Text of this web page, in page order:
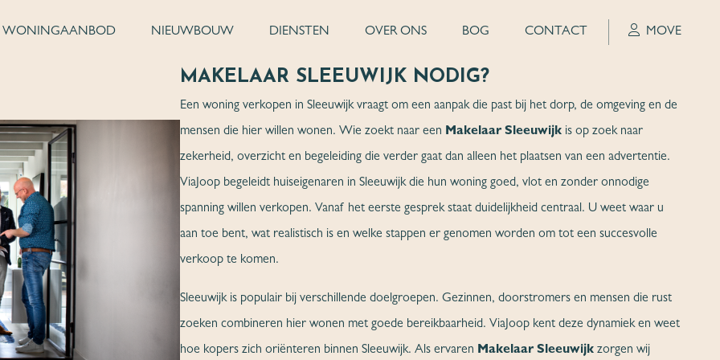
WONINGAANBOD NIEUWBOUW DIENSTEN OVER ONS BOG CONTACT MOVE
MAKELAAR SLEEUWIJK NODIG?
Een woning verkopen in Sleeuwijk vraagt om een aanpak die past bij het dorp, de omgeving en de
mensen die hier willen wonen. Wie zoekt naar een Makelaar Sleeuwijk is op zoek naar
zekerheid, overzicht en begeleiding die verder gaat dan alleen het plaatsen van een advertentie.
ViaJoop begeleidt huiseigenaren in Sleeuwijk die hun woning goed, vlot en zonder onnodige
spanning willen verkopen. Vanaf het eerste gesprek staat duidelijkheid centraal. U weet waar u
aan toe bent, wat realistisch is en welke stappen er genomen worden om tot een succesvolle
verkoop te komen.
Sleeuwijk is populair bij verschillende doelgroepen. Gezinnen, doorstromers en mensen die rust
zoeken combineren hier wonen met goede bereikbaarheid. ViaJoop kent deze dynamiek en weet
hoe kopers zich oriënteren binnen Sleeuwijk. Als ervaren Makelaar Sleeuwijk zorgen wij